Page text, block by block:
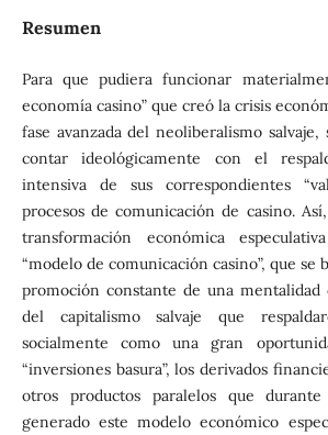
Resumen
Para que pudiera funcionar
economía casino” que creó la crisis
fase avanzada del neoliberalismo
contar ideológicamente con el
intensiva de sus correspondientes
procesos de comunicación de casino.
transformación económica
“modelo de comunicación casino”, que se
promoción constante de una mentalidad
del capitalismo salvaje que
socialmente como una gran
“inversiones basura”, los derivados
otros productos paralelos que
generado este modelo económico